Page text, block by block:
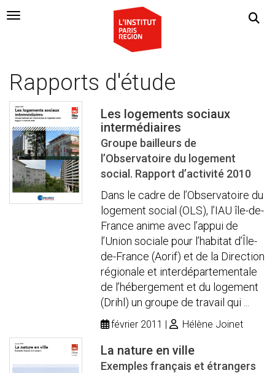
Navigation Toggle
Rapports d'étude
Les logements sociaux
intermédiaires
Groupe bailleurs de
l’Observatoire du logement
social. Rapport d’activité 2010
Dans le cadre de l’Observatoire du
logement social (OLS), l’IAU île-de-
France anime avec l’appui de
l’Union sociale pour l’habitat d’Île-
de-France (Aorif) et de la Direction
régionale et interdépartementale
de l’hébergement et du logement
(Drihl) un groupe de travail qui ...
février 2011 Hélène Joinet
La nature en ville
Exemples français et étrangers